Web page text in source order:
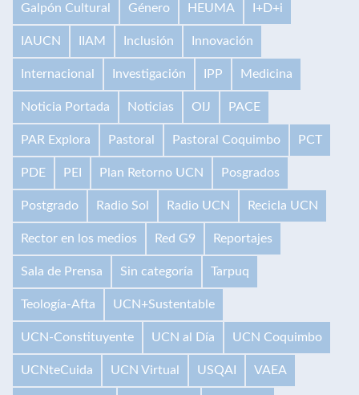
Galpón Cultural Género HEUMA I+D+i
IAUCN IIAM Inclusión Innovación
Internacional Investigación IPP Medicina
Noticia Portada Noticias OIJ PACE
PAR Explora Pastoral Pastoral Coquimbo PCT
PDE PEI Plan Retorno UCN Posgrados
Postgrado Radio Sol Radio UCN Recicla UCN
Rector en los medios Red G9 Reportajes
Sala de Prensa Sin categoría Tarpuq
Teología-Afta UCN+Sustentable
UCN-Constituyente UCN al Día UCN Coquimbo
UCNteCuida UCN Virtual USQAI VAEA